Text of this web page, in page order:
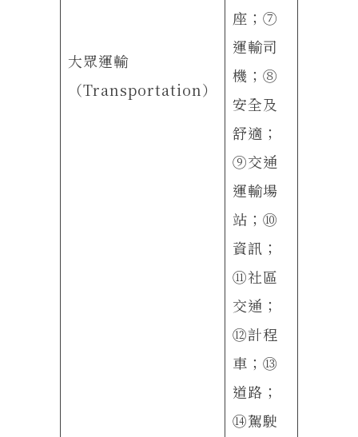
大眾運輸
（Transportation）
座；⑦
運輸司
機；⑧
安全及
舒適；
⑨交通
運輸場
站；⑩
資訊；
⑪社區
交通；
⑫計程
車；⑬
道路；
⑭駕駛